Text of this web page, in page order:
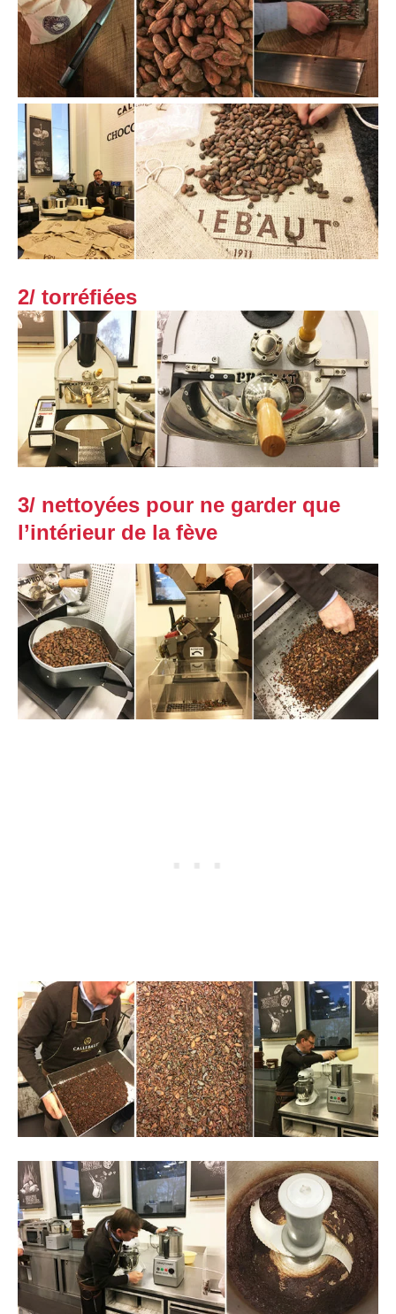
2/ torréfiées
3/ nettoyées pour ne garder que
l’intérieur de la fève